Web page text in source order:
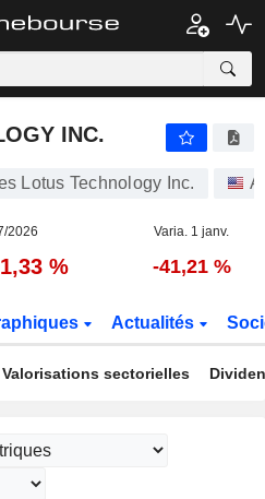
INC.
Lotus Technology Inc.
2026 Varia. 1 janv.
% -41,21 %
Actualités
Valorisations sectorielles